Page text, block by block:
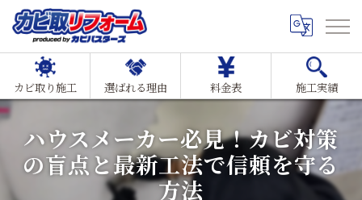
カビ取り施工 選ばれる理由 料金表 施工実績
ハウスメーカー必見！カビ対策
の盲点と最新工法で信頼を守る
方法